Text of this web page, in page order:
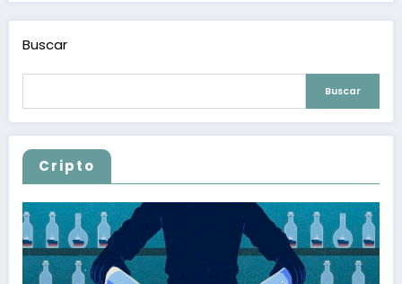
Buscar
Buscar
Cripto